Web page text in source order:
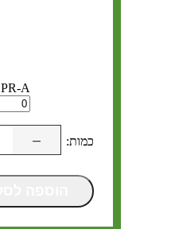
PR-A מסילה פיקטיני ארוכה לנשק
–